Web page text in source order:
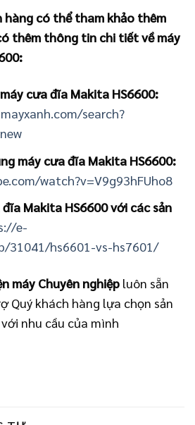
hàng có thể tham khảo thêm
thêm thông tin chi tiết về máy
cưa đĩa Makita HS6600:
search?
máy cưa đĩa Makita HS6600:
watch?v=V9g93hFUho8
Makita HS6600 với các sản
e-
31041/hs6601-vs-hs7601/
máy Chuyên nghiệp luôn sẵn
Quý khách hàng lựa chọn sản
nhu cầu của mình